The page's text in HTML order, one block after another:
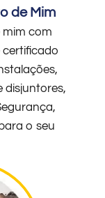
de Mim
mim com
disjuntores,
o seu